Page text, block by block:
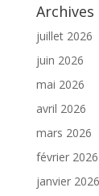
Archives
juillet 2026
juin 2026
mai 2026
avril 2026
mars 2026
février 2026
janvier 2026